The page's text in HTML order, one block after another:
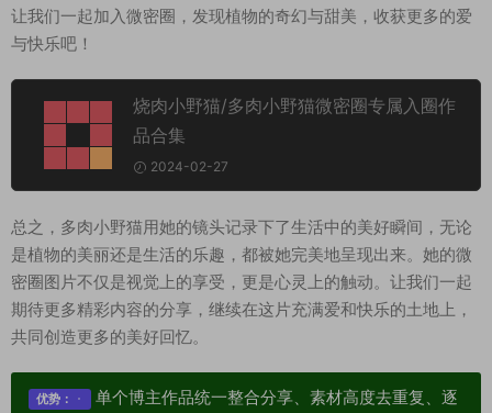
让我们一起加入微密圈，发现植物的奇幻与甜美，收获更多的爱
与快乐吧！
烧肉小野猫/多肉小野猫微密圈专属入圈作
品合集
2024-02-27
总之，多肉小野猫用她的镜头记录下了生活中的美好瞬间，无论
是植物的美丽还是生活的乐趣，都被她完美地呈现出来。她的微
密圈图片不仅是视觉上的享受，更是心灵上的触动。让我们一起
期待更多精彩内容的分享，继续在这片充满爱和快乐的土地上，
共同创造更多的美好回忆。
优势：
单个博主作品统一整合分享、素材高度去重复、逐